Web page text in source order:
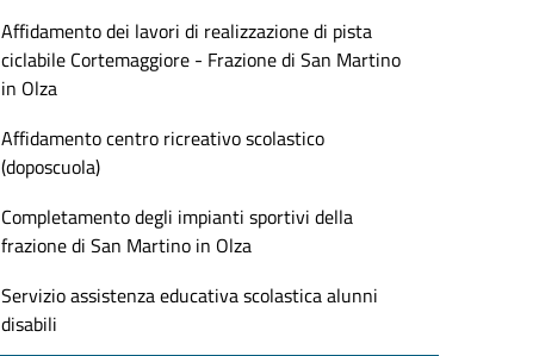
Affidamento dei lavori di realizzazione di pista
ciclabile Cortemaggiore - Frazione di San Martino
in Olza
Affidamento centro ricreativo scolastico
(doposcuola)
Completamento degli impianti sportivi della
frazione di San Martino in Olza
Servizio assistenza educativa scolastica alunni
disabili